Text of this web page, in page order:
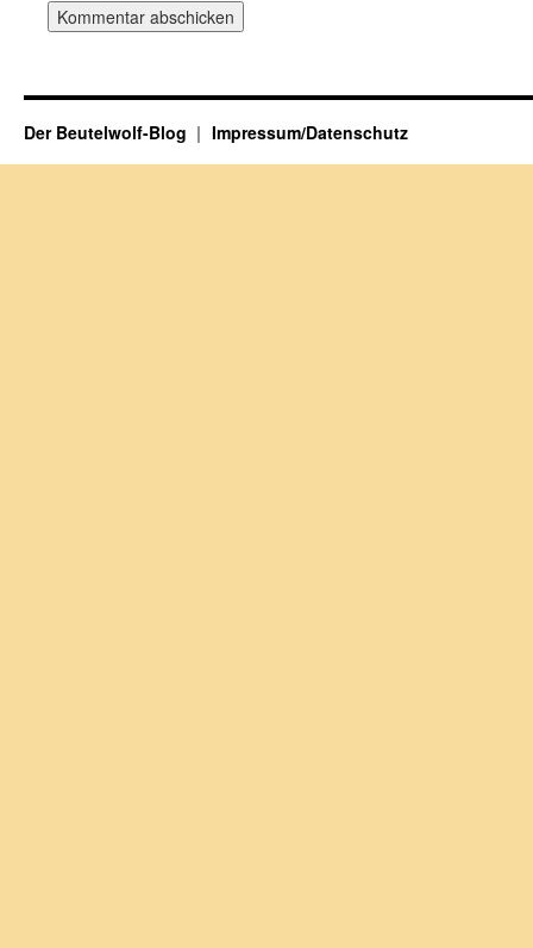
Der Beutelwolf-Blog Impressum/Datenschutz